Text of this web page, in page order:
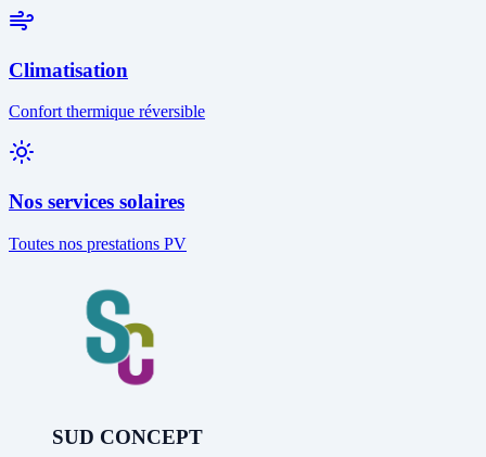
Climatisation
Confort thermique réversible
Nos services solaires
Toutes nos prestations PV
SUD CONCEPT